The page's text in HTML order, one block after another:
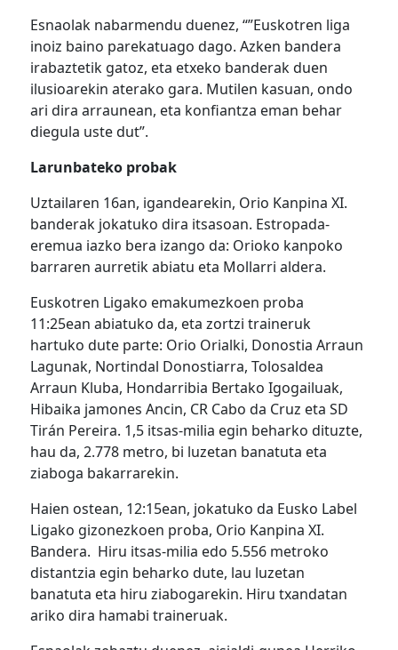
Esnaolak nabarmendu duenez, “”Euskotren liga
inoiz baino parekatuago dago. Azken bandera
irabaztetik gatoz, eta etxeko banderak duen
ilusioarekin aterako gara. Mutilen kasuan, ondo
ari dira arraunean, eta konfiantza eman behar
diegula uste dut”.
Larunbateko probak
Uztailaren 16an, igandearekin, Orio Kanpina XI.
banderak jokatuko dira itsasoan. Estropada-
eremua iazko bera izango da: Orioko kanpoko
barraren aurretik abiatu eta Mollarri aldera.
Euskotren Ligako emakumezkoen proba
11:25ean abiatuko da, eta zortzi traineruk
hartuko dute parte: Orio Orialki, Donostia Arraun
Lagunak, Nortindal Donostiarra, Tolosaldea
Arraun Kluba, Hondarribia Bertako Igogailuak,
Hibaika jamones Ancin, CR Cabo da Cruz eta SD
Tirán Pereira. 1,5 itsas-milia egin beharko dituzte,
hau da, 2.778 metro, bi luzetan banatuta eta
ziaboga bakarrarekin.
Haien ostean, 12:15ean, jokatuko da Eusko Label
Ligako gizonezkoen proba, Orio Kanpina XI.
Bandera. Hiru itsas-milia edo 5.556 metroko
distantzia egin beharko dute, lau luzetan
banatuta eta hiru ziabogarekin. Hiru txandatan
ariko dira hamabi traineruak.